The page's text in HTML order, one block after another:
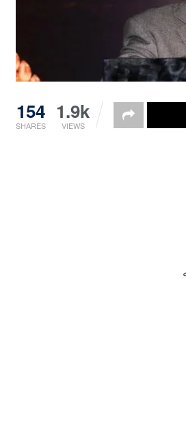
154
SHARES
1.9k
VIEWS